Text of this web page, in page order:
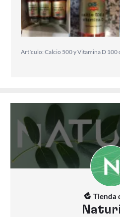
Artículo: Calcio 500 y Vitamina D
Tienda